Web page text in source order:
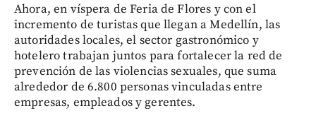
Ahora, en víspera de Feria de Flores y con el
incremento de turistas que llegan a Medellín, las
autoridades locales, el sector gastronómico y
hotelero trabajan juntos para fortalecer la red de
prevención de las violencias sexuales, que suma
alrededor de 6.800 personas vinculadas entre
empresas, empleados y gerentes.